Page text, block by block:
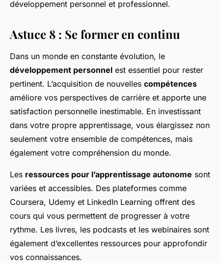
développement personnel et professionnel.
Astuce 8 : Se former en continu
Dans un monde en constante évolution, le
développement personnel est essentiel pour rester
pertinent. L’acquisition de nouvelles compétences
améliore vos perspectives de carrière et apporte une
satisfaction personnelle inestimable. En investissant
dans votre propre apprentissage, vous élargissez non
seulement votre ensemble de compétences, mais
également votre compréhension du monde.
Les ressources pour l’apprentissage autonome sont
variées et accessibles. Des plateformes comme
Coursera, Udemy et LinkedIn Learning offrent des
cours qui vous permettent de progresser à votre
rythme. Les livres, les podcasts et les webinaires sont
également d’excellentes ressources pour approfondir
vos connaissances.